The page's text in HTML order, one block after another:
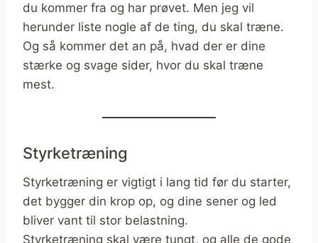
du kommer fra og har prøvet. Men jeg vil
herunder liste nogle af de ting, du skal træne.
Og så kommer det an på, hvad der er dine
stærke og svage sider, hvor du skal træne
mest.
Styrketræning
Styrketræning er vigtigt i lang tid før du starter,
det bygger din krop op, og dine sener og led
bliver vant til stor belastning.
Styrketræning skal være tungt, og alle de gode